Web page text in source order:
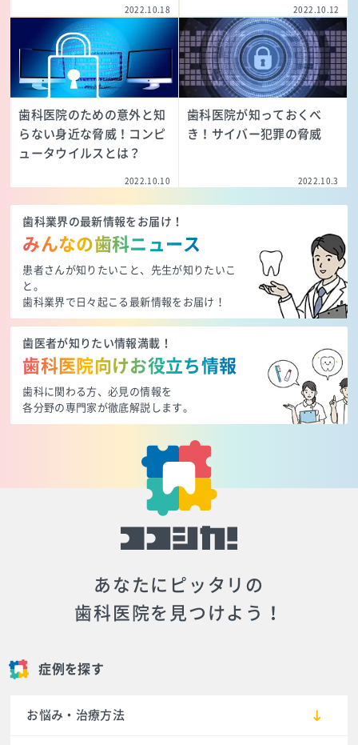
2022.10.18 2022.10.12
歯科医院のための意外と知
らない身近な脅威！コンピ
ュータウイルスとは？
2022.10.10
歯科医院が知っておくべ
き！サイバー犯罪の脅威
2022.10.3
歯科業界の最新情報をお届け！
みんなの歯科ニュース
患者さんが知りたいこと、先生が知りたいこ
と。
歯科業界で日々起こる最新情報をお届け！
歯医者が知りたい情報満載！
歯科医院向けお役立ち情報
歯科に関わる方、必見の情報を
各分野の専門家が徹底解説します。
あなたにピッタリの
歯科医院を見つけよう！
症例を探す
お悩み・治療方法